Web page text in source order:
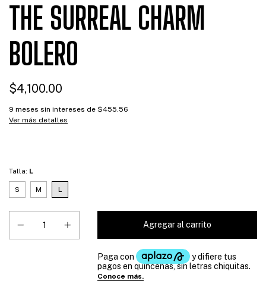
THE SURREAL CHARM
BOLERO
$4,100.00
9 meses sin intereses de $455.56
Ver más detalles
Talla: L
S M L